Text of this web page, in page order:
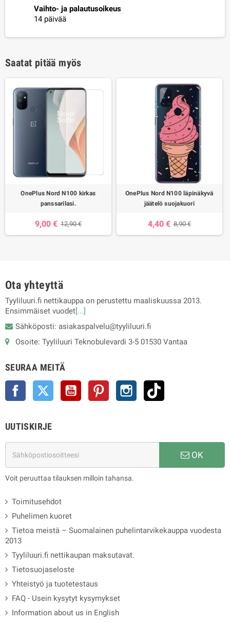
Vaihto- ja palautusoikeus
14 päivää
Saatat pitää myös
OnePlus Nord N100 kirkas
panssarilasi.
9,00 € 12,90 €
OnePlus Nord N100 läpinäkyvä
jäätelö suojakuori
4,40 € 8,90 €
Ota yhteyttä
Tyyliluuri.fi nettikauppa on perustettu maaliskuussa 2013.
Ensimmäiset vuodet[...]
Sähköposti: asiakaspalvelu@tyyliluuri.fi
Osoite: Tyyliluuri Teknobulevardi 3-5 01530 Vantaa
SEURAA MEITÄ
Facebook Twitter YouTube Pinterest Instagram
UUTISKIRJE
OK
Voit peruuttaa tilauksen milloin tahansa.
Toimitusehdot
Puhelimen kuoret
Tietoa meistä – Suomalainen puhelintarvikekauppa vuodesta
2013
Tyyliluuri.fi nettikaupan maksutavat.
Tietosuojaseloste
Yhteistyö ja tuotetestaus
FAQ - Usein kysytyt kysymykset
Information about us in English